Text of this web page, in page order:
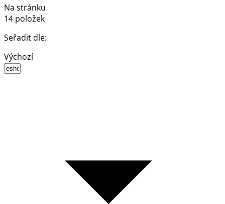
Na stránku
14 položek
Seřadit dle:
Výchozí